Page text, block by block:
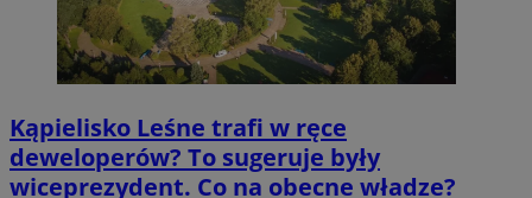
Kąpielisko Leśne trafi w ręce
deweloperów? To sugeruje były
wiceprezydent. Co na obecne władze?